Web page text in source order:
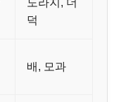
덕
배, 모과